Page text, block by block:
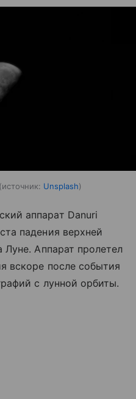
источник: Unsplash
аппарат Danuri
падения верхней
Луне. Аппарат пролетел
вскоре после события
с лунной орбиты.